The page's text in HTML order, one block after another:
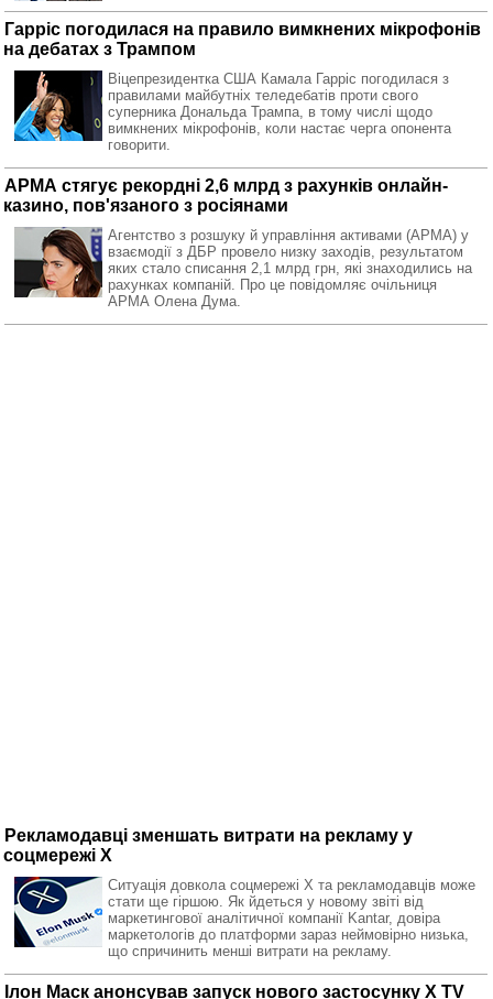
Гарріс погодилася на правило вимкнених мікрофонів
на дебатах з Трампом
Віцепрезидентка США Камала Гарріс погодилася з
правилами майбутніх теледебатів проти свого
суперника Дональда Трампа, в тому числі щодо
вимкнених мікрофонів, коли настає черга опонента
говорити.
АРМА стягує рекордні 2,6 млрд з рахунків онлайн-
казино, пов'язаного з росіянами
Агентство з розшуку й управління активами (АРМА) у
взаємодії з ДБР провело низку заходів, результатом
яких стало списання 2,1 млрд грн, які знаходились на
рахунках компаній. Про це повідомляє очільниця
АРМА Олена Дума.
Рекламодавці зменшать витрати на рекламу у
соцмережі X
Ситуація довкола соцмережі X та рекламодавців може
стати ще гіршою. Як йдеться у новому звіті від
маркетингової аналітичної компанії Kantar, довіра
маркетологів до платформи зараз неймовірно низька,
що спричинить менші витрати на рекламу.
Ілон Маск анонсував запуск нового застосунку X TV